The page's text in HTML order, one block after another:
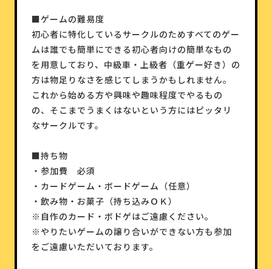
■ゲームの難易度
初心者に特化しているサークルのためすべてのゲー
ムは誰でも簡単にできる初心者向けの簡単なもの
を用意しており、中級車・上級者（重ゲー好き）の
方は物足りなさを感じてしまうかもしれません。
これから始める方や興味や趣味程度でやるもの
の、そこまでうまくはないという方にはピッタリ
なサークルです。
■持ち物
・参加費 必須
・カードゲーム・ボードゲーム（任意）
・飲み物・お菓子（持ち込みＯＫ）
※自作のカード・ボドゲはご遠慮ください。
※やりたいゲームの譲り合いができない方も参加
をご遠慮いただいております。